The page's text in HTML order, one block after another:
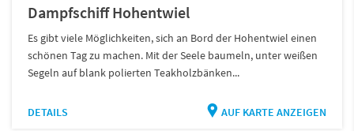
Dampfschiff Hohentwiel
Es gibt viele Möglichkeiten, sich an Bord der Hohentwiel einen
schönen Tag zu machen. Mit der Seele baumeln, unter weißen
Segeln auf blank polierten Teakholzbänken...
DETAILS AUF KARTE ANZEIGEN